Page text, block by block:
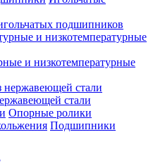
подшипников
и низкотемпературные
стали
Опорные ролики
Подшипники